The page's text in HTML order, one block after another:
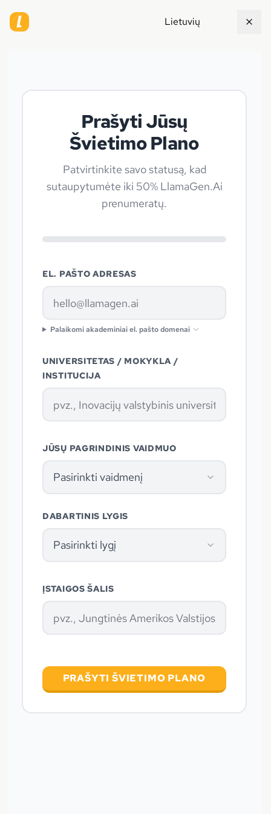
Lietuvių
Prašyti Jūsų
Švietimo Plano
Patvirtinkite savo statusą, kad
sutaupytumėte iki 50% LlamaGen.Ai
prenumeratų.
EL. PAŠTO ADRESAS
Palaikomi akademiniai el. pašto domenai
UNIVERSITETAS / MOKYKLA /
INSTITUCIJA
JŪSŲ PAGRINDINIS VAIDMUO
Pasirinkti vaidmenį
DABARTINIS LYGIS
Pasirinkti lygį
ĮSTAIGOS ŠALIS
PRAŠYTI ŠVIETIMO PLANO